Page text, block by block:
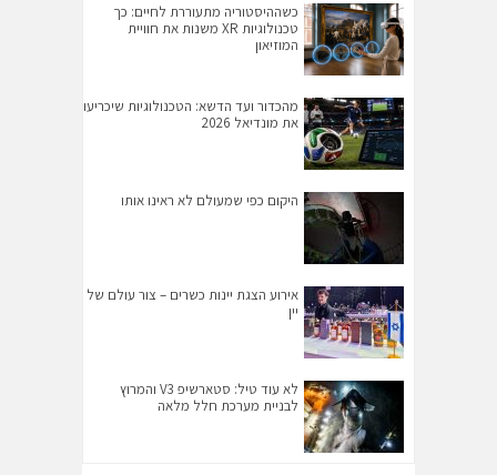
כשההיסטוריה מתעוררת לחיים: כך
טכנולוגיות XR משנות את חוויית
המוזיאון
מהכדור ועד הדשא: הטכנולוגיות שיכריעו
את מונדיאל 2026
היקום כפי שמעולם לא ראינו אותו
אירוע הצגת יינות כשרים – צור עולם של
יין
לא עוד טיל: סטארשיפ V3 והמרוץ
לבניית מערכת חלל מלאה